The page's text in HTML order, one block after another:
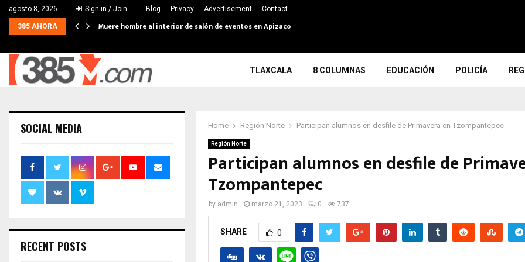
agosto 8, 2026 Sign in / Join Blog Privacy Advertisement Contact
385 AHORA Muere hombre al interior de salón de eventos en Apizaco
TLAXCALA 8 COLUMNAS EDUCACIÓN POLICÍA
Home Región Norte Participan alumnos en desfile de Primavera en Tzompantepec
Región Norte
Participan alumnos en desfile de
Tzompantepec
by admin marzo 21, 2023 0 737
SHARE 0
SOCIAL MEDIA
RECENT POSTS